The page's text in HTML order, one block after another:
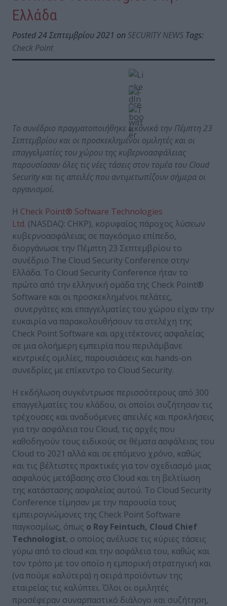
Ελλάδα
Posted 24 Σεπτεμβρίου 2021 on SECURITY NEWS Tags:
Check Point
Το συνέδριο πραγματοποιήθηκε εικονικά την Πέμπτη 23
Σεπτεμβρίου και οι προσκεκλημένοι ομιλητές και οι
επαγγελματίες του χώρου της κυβερνοασφάλειας
παρουσίασαν όλες τις νέες τάσεις στον τομέα του Cloud
Securityκαι τις απειλές που αντιμετωπίζουν σήμερα οι
οργανισμοί.
Η Check Point® Software Technologies
Ltd. (NASDAQ: CHKP), κορυφαίος πάροχος λύσεων
κυβερνοασφάλειας σε παγκόσμιο επίπεδο,
διοργάνωσε την Πέμπτη 23 Σεπτεμβρίου το
συνέδριο The Cloud Security Conference στην
Ελλάδα. Το Cloud Security Conference ήταν το
πρώτο από την ελληνική ομάδα της Check Point®
Software και οι προσκεκλημένοι πελάτες,
συνεργάτες και επαγγελματίες του χώρου είχαν την
ευκαιρία να παρακολουθήσουν τα στελέχη της
Check Point Software και αρχιτέκτονες ασφαλείας
σε μια ολοήμερη εμπειρία που περιλάμβανε
κεντρικές ομιλίες, παρουσιάσεις και hands-on
συνεδρίες με επίκεντρο το Cloud Security.
Η εκδήλωση συγκέντρωσε περισσότερους από 300
επαγγελματίες του κλάδου, οι οποίοι συζήτησαν τις
τρέχουσες και αναδυόμενες απειλές και προκλήσεις
για την ασφάλεια του Cloud, τις αρχές που
καθοδηγούν τους ειδικούς σε θέματα ασφάλειας του
Cloud το 2021 αλλά και σε επόμενο χρόνο, καθώς
και τις βέλτιστες πρακτικές για τον σχεδιασμό μιας
ασφαλούς μετάβασης στο Cloud και τη βελτίωση
της κατάστασης ασφαλείας αυτού. Το Cloud Security
Conference τίμησαν με την παρουσία τους
εμπειρογνώμονες της Check Point Software
παγκοσμίως, όπως ο Roy Feintuch, Cloud Chief
Technologist, ο οποίος ανέλυσε τις κύριες τάσεις
γύρω από το cloud και την ασφάλεια του, καθώς και
τον τρόπο με τον οποίο η εμπορική στρατηγική και
(να πούμε καλύτερα) η σειρά προϊόντων της
εταιρείας τις καλύπτει. Όλοι οι ομιλητές
προσέφεραν συναρπαστικό διάλογο και συζήτηση,